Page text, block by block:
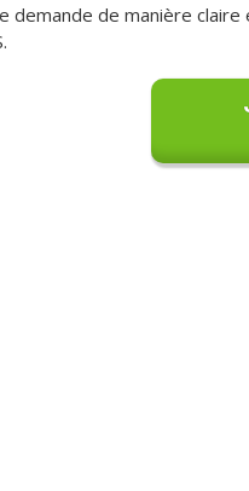
demande de manière